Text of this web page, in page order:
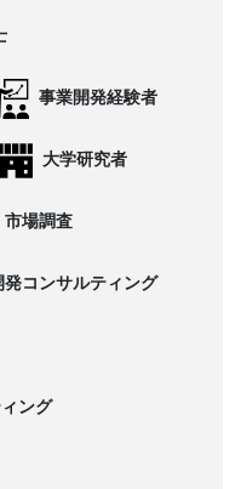
事業開発経験者
大学研究者
市場調査
発コンサルティング
ング